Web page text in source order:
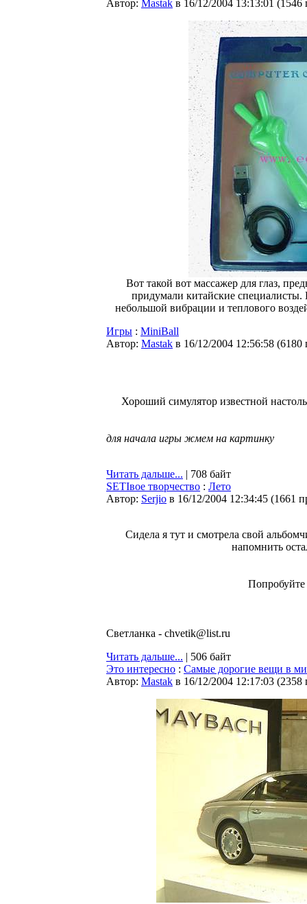
Автор: Мastak в 16/12/2004 13:13:01 (1546
Вот такой вот массажер для глаз,
придумали китайские специалисты.
небольшой вибрации и теплового
Игры : MiniBall
Автор: Мastak в 16/12/2004 12:56:58 (6180
Хороший симулятор известной
для начала игры жмем на картинку
Читать дальше... | 708 байт
SETIвое творчество : Лето
Автор: Serjio в 16/12/2004 12:34:45 (1661
Сидела я тут и смотрела свой
напомнить
Попробуйте
Светланка - chvetik@list.ru
Читать дальше... | 506 байт
Это интересно : Самые дорогие вещи в
Автор: Мastak в 16/12/2004 12:17:03 (2358